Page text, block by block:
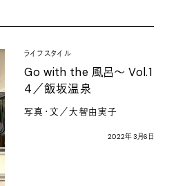
ライフスタイル
Go with the 風呂〜 Vol.1
4 ／飯坂温泉
写真・文／大智由実子
2022年3月6 日